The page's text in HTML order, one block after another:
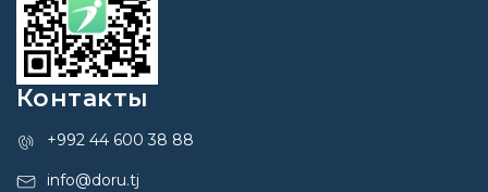
Контакты
+992 44 600 38 88
info@doru.tj